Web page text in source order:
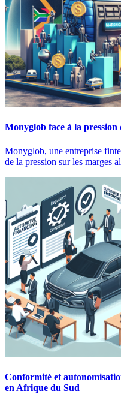
Monyglob face à la
Monyglob, une entreprise
de la pression sur les marges
Conformité et
en Afrique du Sud